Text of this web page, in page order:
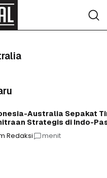
Australia Sepakat
Strategis di Indo-
Redaksi menit